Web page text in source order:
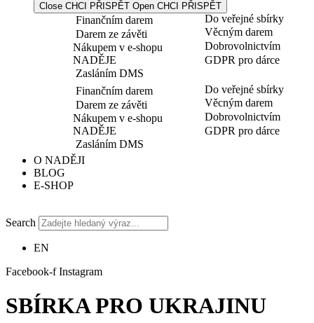
Close CHCI PŘISPĚT Open CHCI PŘISPĚT
Finančním darem
Darem ze závěti
Nákupem v e-shopu
NADĚJE
Zasláním DMS
Do veřejné sbírky
Věcným darem
Dobrovolnictvím
GDPR pro dárce
Finančním darem
Darem ze závěti
Nákupem v e-shopu
NADĚJE
Zasláním DMS
Do veřejné sbírky
Věcným darem
Dobrovolnictvím
GDPR pro dárce
O NADĚJI
BLOG
E-SHOP
Search
EN
Facebook-f Instagram
SBÍRKA PRO UKRAJINU